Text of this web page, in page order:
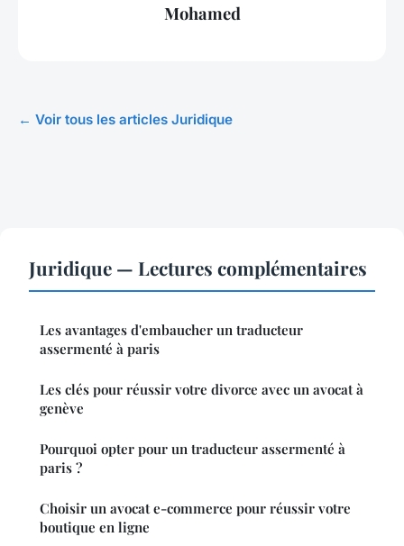
Mohamed
← Voir tous les articles Juridique
Juridique — Lectures complémentaires
Les avantages d'embaucher un traducteur
assermenté à paris
Les clés pour réussir votre divorce avec un avocat à
genève
Pourquoi opter pour un traducteur assermenté à
paris ?
Choisir un avocat e-commerce pour réussir votre
boutique en ligne